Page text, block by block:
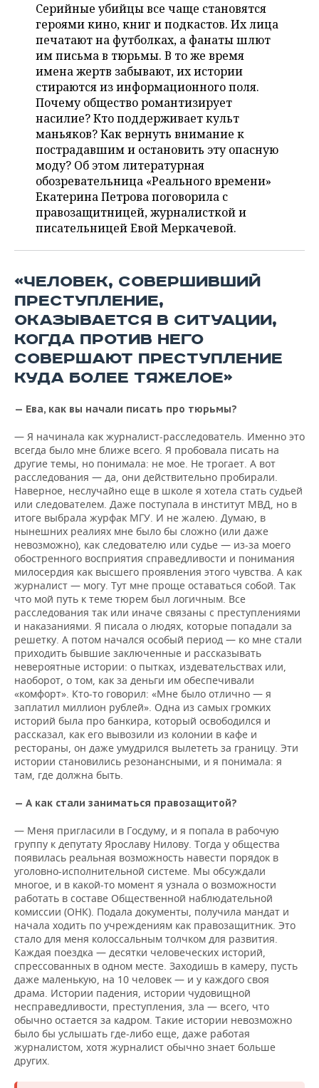
ВОЛЕЙБОЛ
КИБЕРСПОРТ
ФИГУРНОЕ КАТАНИЕ
ВОДНЫЕ ВИДЫ СПОРТА
ХОККЕЙ С МЯЧОМ
ИСТОРИЯ
КУЛЬТУРА
МЕДИЦИНА
ОБРАЗОВАНИЕ
ПРОИСШЕСТВИЯ
СПИСОК ПЕРСОН
СПИСОК КОМПАНИЙ
ПОЛНАЯ ВЕРСИЯ
Серийные убийцы все чаще становятся
героями кино, книг и подкастов. Их лица
печатают на футболках, а фанаты шлют
им письма в тюрьмы. В то же время
имена жертв забывают, их истории
стираются из информационного поля.
Почему общество романтизирует
насилие? Кто поддерживает культ
маньяков? Как вернуть внимание к
пострадавшим и остановить эту опасную
моду? Об этом литературная
обозревательница «Реального времени»
Екатерина Петрова поговорила с
правозащитницей, журналисткой и
писательницей Евой Меркачевой.
«ЧЕЛОВЕК, СОВЕРШИВШИЙ
ПРЕСТУПЛЕНИЕ,
ОКАЗЫВАЕТСЯ В СИТУАЦИИ,
КОГДА ПРОТИВ НЕГО
СОВЕРШАЮТ ПРЕСТУПЛЕНИЕ
КУДА БОЛЕЕ ТЯЖЕЛОЕ»
— Ева, как вы начали писать про тюрьмы?
— Я начинала как журналист-расследователь. Именно это
всегда было мне ближе всего. Я пробовала писать на
другие темы, но понимала: не мое. Не трогает. А вот
расследования — да, они действительно пробирали.
Наверное, неслучайно еще в школе я хотела стать судьей
или следователем. Даже поступала в институт МВД, но в
итоге выбрала журфак МГУ. И не жалею. Думаю, в
нынешних реалиях мне было бы сложно (или даже
невозможно), как следователю или судье — из-за моего
обостренного восприятия справедливости и понимания
милосердия как высшего проявления этого чувства. А как
журналист — могу. Тут мне проще оставаться собой. Так
что мой путь к теме тюрем был логичным. Все
расследования так или иначе связаны с преступлениями
и наказаниями. Я писала о людях, которые попадали за
решетку. А потом начался особый период — ко мне стали
приходить бывшие заключенные и рассказывать
невероятные истории: о пытках, издевательствах или,
наоборот, о том, как за деньги им обеспечивали
«комфорт». Кто-то говорил: «Мне было отлично — я
заплатил миллион рублей». Одна из самых громких
историй была про банкира, который освободился и
рассказал, как его вывозили из колонии в кафе и
рестораны, он даже умудрился вылететь за границу. Эти
истории становились резонансными, и я понимала: я
там, где должна быть.
— А как стали заниматься правозащитой?
— Меня пригласили в Госдуму, и я попала в рабочую
группу к депутату Ярославу Нилову. Тогда у общества
появилась реальная возможность навести порядок в
уголовно-исполнительной системе. Мы обсуждали
многое, и в какой-то момент я узнала о возможности
работать в составе Общественной наблюдательной
комиссии (ОНК). Подала документы, получила мандат и
начала ходить по учреждениям как правозащитник. Это
стало для меня колоссальным толчком для развития.
Каждая поездка — десятки человеческих историй,
спрессованных в одном месте. Заходишь в камеру, пусть
даже маленькую, на 10 человек — и у каждого своя
драма. Истории падения, истории чудовищной
несправедливости, преступления, зла — всего, что
обычно остается за кадром. Такие истории невозможно
было бы услышать где-либо еще, даже работая
журналистом, хотя журналист обычно знает больше
других.